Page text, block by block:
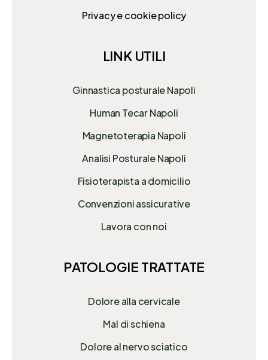
Privacy e cookie policy
LINK UTILI
Ginnastica posturale Napoli
Human Tecar Napoli
Magnetoterapia Napoli
Analisi Posturale Napoli
Fisioterapista a domicilio
Convenzioni assicurative
Lavora con noi
PATOLOGIE TRATTATE
Dolore alla cervicale
Mal di schiena
Dolore al nervo sciatico